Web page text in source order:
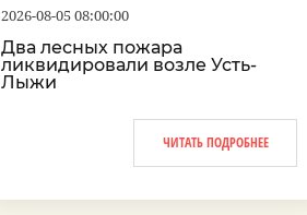
2026-08-05 08:00:00
Два лесных пожара
ликвидировали возле Усть-
Лыжи
ЧИТАТЬ ПОДРОБНЕЕ